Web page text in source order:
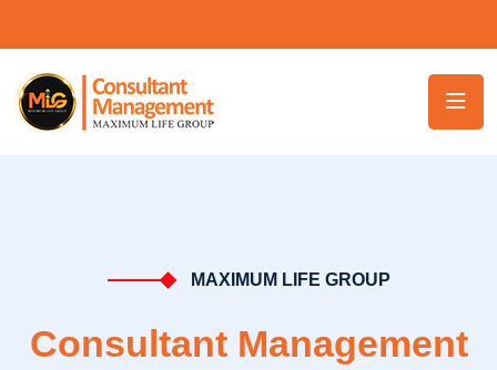
MAXIMUM LIFE GROUP
Consultant Management